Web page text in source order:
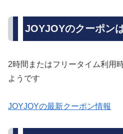
JOYJOYのクーポン
2時間またはフリータイム利用
ようです
JOYJOYの最新クーポン情報